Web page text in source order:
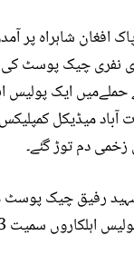
افغان شاہراہ پر
نفری چیک پوسٹ
میڈیکل
زخمی دم توڑ گئے۔
رفیق چیک پوسٹ